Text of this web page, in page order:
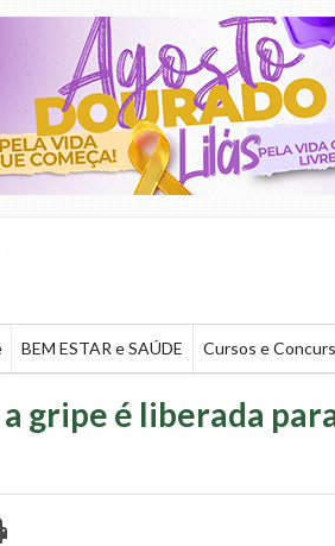
BEM ESTAR e SAÚDE Cursos e
gripe é liberada